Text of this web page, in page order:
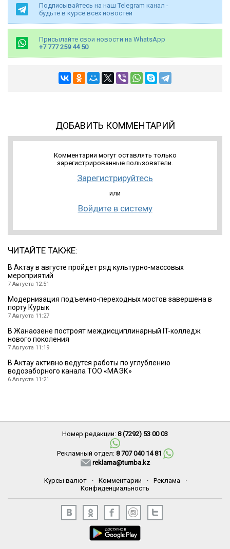
Подписывайтесь на наш Telegram канал -
будьте в курсе всех новостей
Присылайте свои новости на WhatsApp
+7 777 259 44 50
ДОБАВИТЬ КОММЕНТАРИЙ
Комментарии могут оставлять только
зарегистрированные пользователи.
Зарегистрируйтесь
или
Войдите в систему
ЧИТАЙТЕ ТАКЖЕ:
В Актау в августе пройдет ряд культурно-массовых
мероприятий
7 Августа 12:51
Модернизация подъемно-переходных мостов завершена в
порту Курык
7 Августа 11:27
В Жанаозене построят междисциплинарный IT-колледж
нового поколения
7 Августа 11:19
В Актау активно ведутся работы по углублению
водозаборного канала ТОО «МАЭК»
6 Августа 11:21
Номер редакции: 8 (7292) 53 00 03
Рекламный отдел: 8 707 040 14 81
reklama@tumba.kz
Курсы валют · Комментарии · Реклама
·
Конфиденциальность